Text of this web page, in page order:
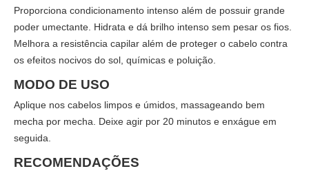
Proporciona condicionamento intenso além de possuir grande
poder umectante. Hidrata e dá brilho intenso sem pesar os fios.
Melhora a resistência capilar além de proteger o cabelo contra
os efeitos nocivos do sol, químicas e poluição.
MODO DE USO
Aplique nos cabelos limpos e úmidos, massageando bem
mecha por mecha. Deixe agir por 20 minutos e enxágue em
seguida.
RECOMENDAÇÕES